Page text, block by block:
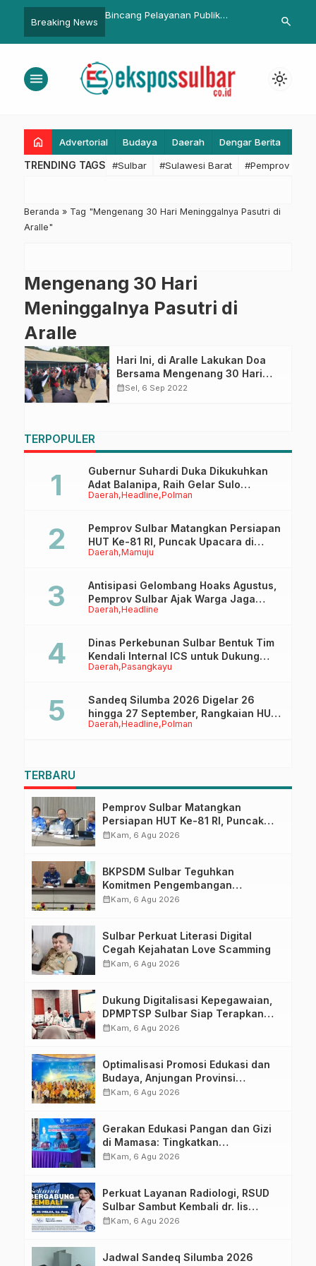
Breaking News
Pejabat Fungsional,
Bincang Pelayanan Publik
Panitia HUT
Lomba Akan
search
menu light_mode
home Advertorial Budaya Daerah Dengar Berita
TRENDING TAGS #Sulbar #Sulawesi Barat #Pemprov
Beranda » Tag "Mengenang 30 Hari Meninggalnya Pasutri di
Aralle"
Mengenang 30 Hari
Meninggalnya Pasutri di
Aralle
Hari Ini, di Aralle Lakukan Doa
Bersama Mengenang 30 Hari
Meninggalnya Pasutri
calendar_monthSel, 6 Sep 2022
TERPOPULER
Daerah Headline Polman
Gubernur Suhardi Duka Dikukuhkan
Adat Balanipa, Raih Gelar Sulo
Tappidena
Daerah Mamuju
Pemprov Sulbar Matangkan Persiapan
HUT Ke-81 RI, Puncak Upacara di
Lapangan Ahmad Kirang
Daerah Headline
Antisipasi Gelombang Hoaks Agustus,
Pemprov Sulbar Ajak Warga Jaga
Ruang Digital
Daerah Pasangkayu
Dinas Perkebunan Sulbar Bentuk Tim
Kendali Internal ICS untuk Dukung
Sertifikasi ISPO Pekebun di
Daerah Headline Polman
Sandeq Silumba 2026 Digelar 26
hingga 27 September, Rangkaian HUT
Sulbar
TERBARU
Pemprov Sulbar Matangkan
Persiapan HUT Ke-81 RI, Puncak
Upacara di Lapangan Ahmad
calendar_monthKam, 6 Agu 2026
BKPSDM Sulbar Teguhkan
Komitmen Pengembangan
Kompetensi ASN melalui
calendar_monthKam, 6 Agu 2026
Sulbar Perkuat Literasi Digital
Cegah Kejahatan Love Scamming
calendar_monthKam, 6 Agu 2026
Dukung Digitalisasi Kepegawaian,
DPMPTSP Sulbar Siap Terapkan
Aplikasi FLEKSI ASN
calendar_monthKam, 6 Agu 2026
Optimalisasi Promosi Edukasi dan
Budaya, Anjungan Provinsi
Sulawesi Barat Perkuat Kolaborasi
calendar_monthKam, 6 Agu 2026
Gerakan Edukasi Pangan dan Gizi
di Mamasa: Tingkatkan
Pengetahuan dan Keterampilan
calendar_monthKam, 6 Agu 2026
Perkuat Layanan Radiologi, RSUD
Sulbar Sambut Kembali dr. Iis
Imelda, Sp.Rad
calendar_monthKam, 6 Agu 2026
Jadwal Sandeq Silumba 2026